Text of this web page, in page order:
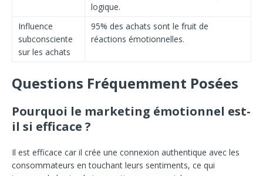
logique.
Influence
subconsciente
sur les achats
95% des achats sont le fruit de
réactions émotionnelles.
Questions Fréquemment Posées
Pourquoi le marketing émotionnel est-
il si efficace ?
Il est efficace car il crée une connexion authentique avec les
consommateurs en touchant leurs sentiments, ce qui